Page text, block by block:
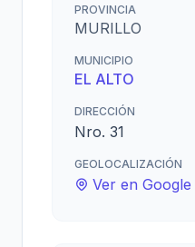
PROVINCIA
MURILLO
MUNICIPIO
EL ALTO
DIRECCIÓN
Nro. 31
GEOLOCALIZACIÓN
Ver en